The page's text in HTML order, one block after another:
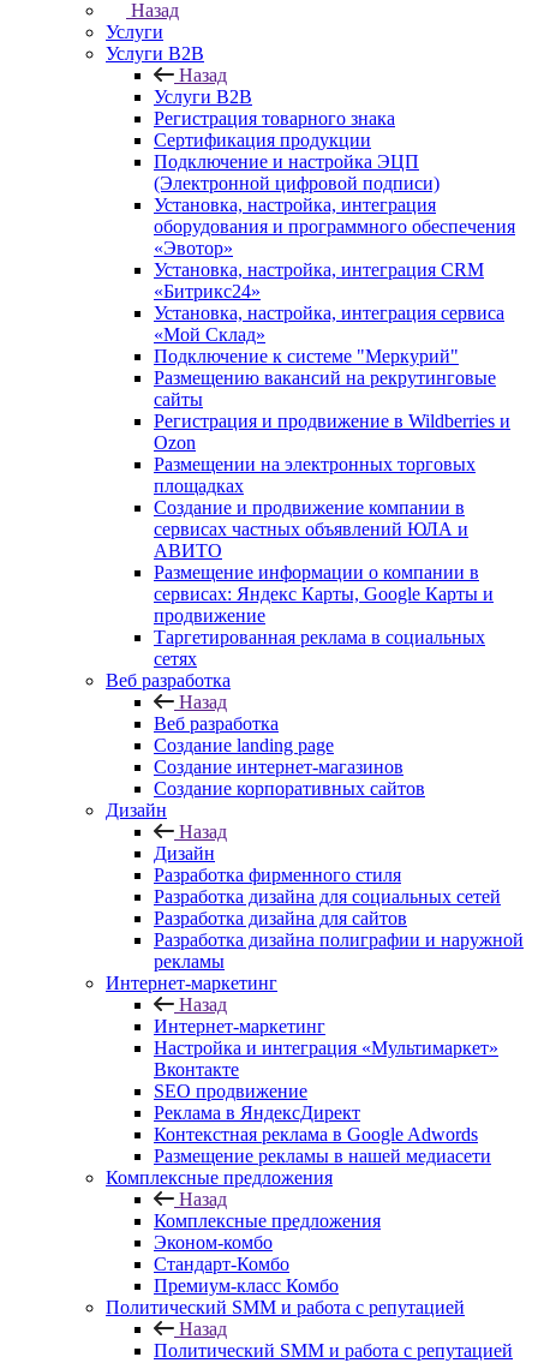
Назад
Услуги
Услуги B2B
Назад
Услуги B2B
Регистрация товарного знака
Сертификация продукции
Подключение и настройка ЭЦП
(Электронной цифровой подписи)
Установка, настройка, интеграция
оборудования и программного обеспечения
«Эвотор»
Установка, настройка, интеграция CRM
«Битрикс24»
Установка, настройка, интеграция сервиса
«Мой Склад»
Подключение к системе "Меркурий"
Размещению вакансий на рекрутинговые
сайты
Регистрация и продвижение в Wildberries и
Ozon
Размещении на электронных торговых
площадках
Создание и продвижение компании в
сервисах частных объявлений ЮЛА и
АВИТО
Размещение информации о компании в
сервисах: Яндекс Карты, Google Карты и
продвижение
Таргетированная реклама в социальных
сетях
Веб разработка
Назад
Веб разработка
Создание landing page
Создание интернет-магазинов
Создание корпоративных сайтов
Дизайн
Назад
Дизайн
Разработка фирменного стиля
Разработка дизайна для социальных сетей
Разработка дизайна для сайтов
Разработка дизайна полиграфии и наружной
рекламы
Интернет-маркетинг
Назад
Интернет-маркетинг
Настройка и интеграция «Мультимаркет»
Вконтакте
SEO продвижение
Реклама в ЯндексДирект
Контекстная реклама в Google Adwords
Размещение рекламы в нашей медиасети
Комплексные предложения
Назад
Комплексные предложения
Эконом-комбо
Стандарт-Комбо
Премиум-класс Комбо
Политический SMM и работа с репутацией
Назад
Политический SMM и работа с репутацией